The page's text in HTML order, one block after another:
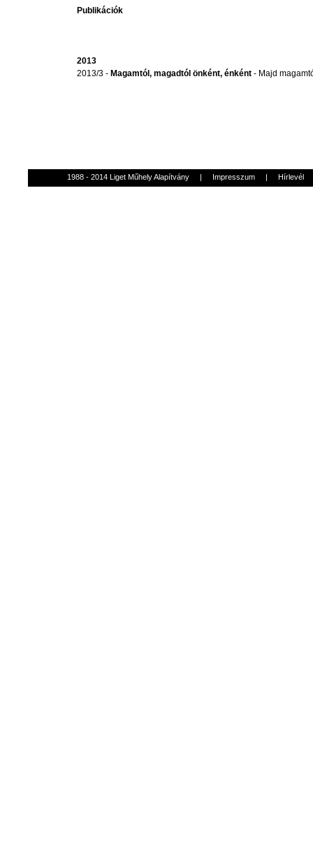
Publikációk
2013
2013/3 - Magamtól, magadtól önként, énként - Majd
1988 - 2014 Liget Műhely Alapítvány | Impresszum | Hírlevél